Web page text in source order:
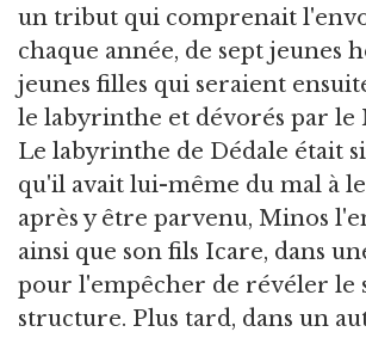
un tribut qui comprenait
chaque année, de sept jeunes
jeunes filles qui seraient
le labyrinthe et dévorés par le
Le labyrinthe de Dédale était
qu'il avait lui-même du mal à
après y être parvenu, Minos
ainsi que son fils Icare, dans
pour l'empêcher de révéler le
structure. Plus tard, dans un